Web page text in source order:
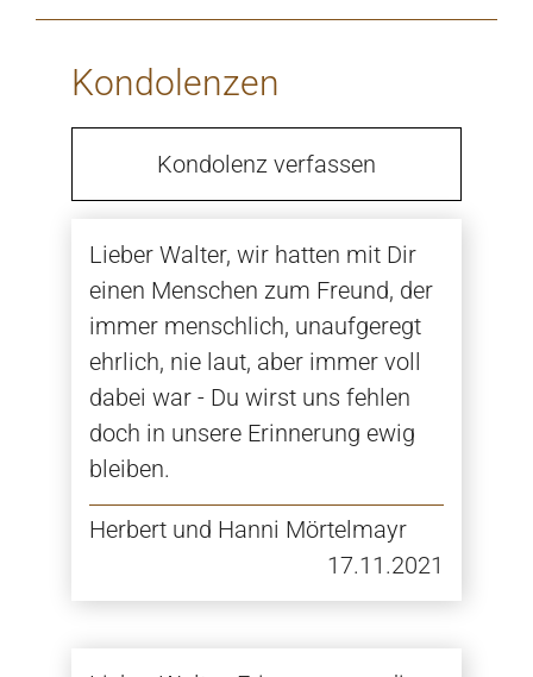
Kondolenzen
Kondolenz verfassen
Lieber Walter, wir hatten mit Dir
einen Menschen zum Freund, der
immer menschlich, unaufgeregt
ehrlich, nie laut, aber immer voll
dabei war - Du wirst uns fehlen
doch in unsere Erinnerung ewig
bleiben.
Herbert und Hanni Mörtelmayr
17.11.2021